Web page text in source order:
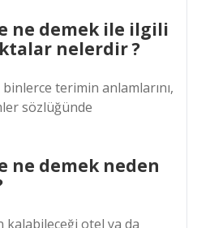
ne demek ile ilgili
nelerdir ?
terimin anlamlarını,
sözlüğünde
ne demek neden
kalabileceği otel ya da